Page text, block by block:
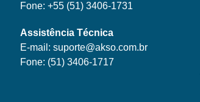
Fone:+55 (51) 3406-1731
Assistência Técnica
E-mail:suporte@akso.com.br
Fone: (51) 3406-1717